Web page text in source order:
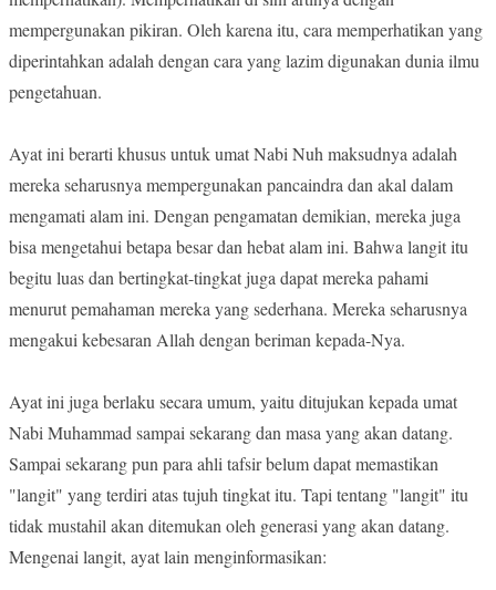
mempergunakan pikiran. Oleh karena itu, cara memperhatikan yang
diperintahkan adalah dengan cara yang lazim digunakan dunia ilmu
pengetahuan.
Ayat ini berarti khusus untuk umat Nabi Nuh maksudnya adalah
mereka seharusnya mempergunakan pancaindra dan akal dalam
mengamati alam ini. Dengan pengamatan demikian, mereka juga
bisa mengetahui betapa besar dan hebat alam ini. Bahwa langit itu
begitu luas dan bertingkat-tingkat juga dapat mereka pahami
menurut pemahaman mereka yang sederhana. Mereka seharusnya
mengakui kebesaran Allah dengan beriman kepada-Nya.
Ayat ini juga berlaku secara umum, yaitu ditujukan kepada umat
Nabi Muhammad sampai sekarang dan masa yang akan datang.
Sampai sekarang pun para ahli tafsir belum dapat memastikan
"langit" yang terdiri atas tujuh tingkat itu. Tapi tentang "langit" itu
tidak mustahil akan ditemukan oleh generasi yang akan datang.
Mengenai langit, ayat lain menginformasikan: